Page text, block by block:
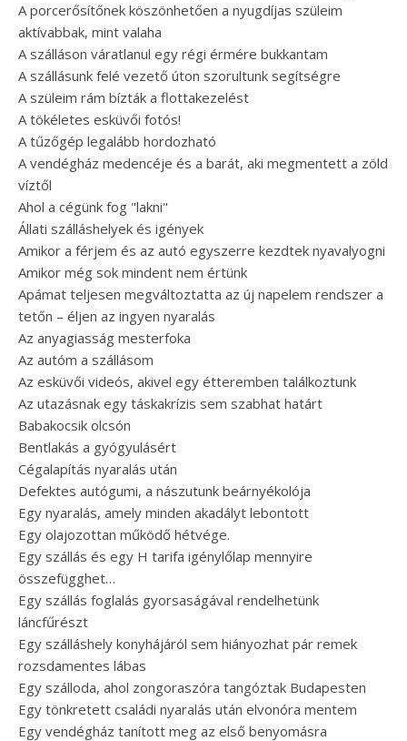
A porcerősítőnek köszönhetően a nyugdíjas szüleim
aktívabbak, mint valaha
A szálláson váratlanul egy régi érmére bukkantam
A szállásunk felé vezető úton szorultunk segítségre
A szüleim rám bízták a flottakezelést
A tökéletes esküvői fotós!
A tűzőgép legalább hordozható
A vendégház medencéje és a barát, aki megmentett a zöld
víztől
Ahol a cégünk fog "lakni"
Állati szálláshelyek és igények
Amikor a férjem és az autó egyszerre kezdtek nyavalyogni
Amikor még sok mindent nem értünk
Apámat teljesen megváltoztatta az új napelem rendszer a
tetőn – éljen az ingyen nyaralás
Az anyagiasság mesterfoka
Az autóm a szállásom
Az esküvői videós, akivel egy étteremben találkoztunk
Az utazásnak egy táskakrízis sem szabhat határt
Babakocsik olcsón
Bentlakás a gyógyulásért
Cégalapítás nyaralás után
Defektes autógumi, a nászutunk beárnyékolója
Egy nyaralás, amely minden akadályt lebontott
Egy olajozottan működő hétvége.
Egy szállás és egy H tarifa igénylőlap mennyire
összefügghet…
Egy szállás foglalás gyorsaságával rendelhetünk
láncfűrészt
Egy szálláshely konyhájáról sem hiányozhat pár remek
rozsdamentes lábas
Egy szálloda, ahol zongoraszóra tangóztak Budapesten
Egy tönkretett családi nyaralás után elvonóra mentem
Egy vendégház tanított meg az első benyomásra